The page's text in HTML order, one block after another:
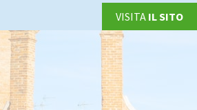
VISITA IL SITO